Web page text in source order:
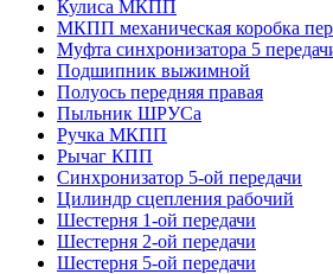
Кулиса МКПП
МКПП механическая коробка
Муфта синхронизатора 5
Подшипник выжимной
Полуось передняя правая
Пыльник ШРУСа
Ручка МКПП
Рычаг КПП
Синхронизатор 5-ой передачи
Цилиндр сцепления рабочий
Шестерня 1-ой передачи
Шестерня 2-ой передачи
Шестерня 5-ой передачи